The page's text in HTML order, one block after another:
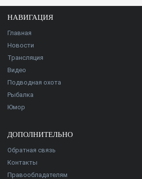
НАВИГАЦИЯ
Главная
Новости
Трансляция
Видео
Подводная охота
Рыбалка
Юмор
ДОПОЛНИТЕЛЬНО
Обратная связь
Контакты
Правообладателям